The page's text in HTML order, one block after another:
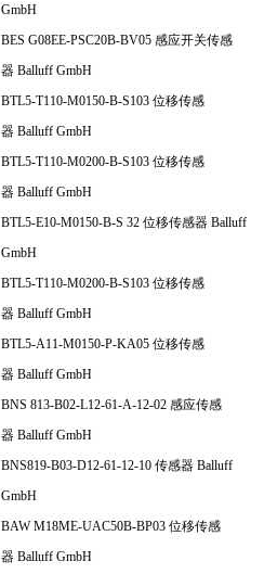
GmbH
BES G08EE-PSC20B-BV05 感应开关传感
器 Balluff GmbH
BTL5-T110-M0150-B-S103 位移传感
器 Balluff GmbH
BTL5-T110-M0200-B-S103 位移传感
器 Balluff GmbH
BTL5-E10-M0150-B-S 32 位移传感器 Balluff
GmbH
BTL5-T110-M0200-B-S103 位移传感
器 Balluff GmbH
BTL5-A11-M0150-P-KA05 位移传感
器 Balluff GmbH
BNS 813-B02-L12-61-A-12-02 感应传感
器 Balluff GmbH
BNS819-B03-D12-61-12-10 传感器 Balluff
GmbH
BAW M18ME-UAC50B-BP03 位移传感
器 Balluff GmbH